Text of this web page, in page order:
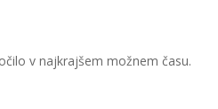
izdelka
v najkrajšem možnem času.